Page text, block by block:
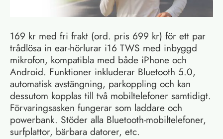
169 kr med fri frakt (ord. pris 699 kr) för ett par
trådlösa in ear-hörlurar i16 TWS med inbyggd
mikrofon, kompatibla med både iPhone och
Android. Funktioner inkluderar Bluetooth 5.0,
automatisk avstängning, parkoppling och kan
dessutom kopplas till två mobiltelefoner samtidigt.
Förvaringsasken fungerar som laddare och
powerbank. Stöder alla Bluetooth-mobiltelefoner,
surfplattor, bärbara datorer, etc.